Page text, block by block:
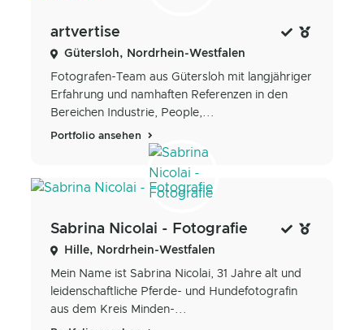
artvertise
Gütersloh, Nordrhein-Westfalen
Fotografen-Team aus Gütersloh mit langjähriger
Erfahrung und namhaften Referenzen in den
Bereichen Industrie, People,...
Portfolio ansehen
Sabrina Nicolai - Fotografie
Hille, Nordrhein-Westfalen
Mein Name ist Sabrina Nicolai, 31 Jahre alt und
leidenschaftliche Pferde- und Hundefotografin
aus dem Kreis Minden-...